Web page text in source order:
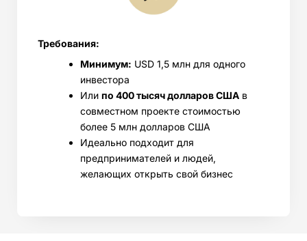
Требования:
Минимум: USD 1,5 млн для одного
инвестора
Или по 400 тысяч долларов США в
совместном проекте стоимостью
более 5 млн долларов США
Идеально подходит для
предпринимателей и людей,
желающих открыть свой бизнес